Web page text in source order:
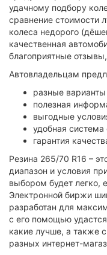
удачному подбору
сравнение стоимости
колеса недорого
качественная
благоприятные
Автовладельцам
разные
полезная
выгодные
удобная система
гарантия
Резина 265/70 R16 –
диапазон и условия
выбором будет легко,
Электронной биржи
разработан для
с его помощью
какие лучше, а также
разных интернет-